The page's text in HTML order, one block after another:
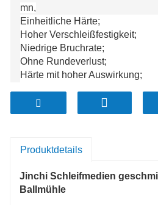
mn,
Einheitliche Härte;
Hoher Verschleißfestigkeit;
Niedrige Bruchrate;
Ohne Rundeverlust;
Härte mit hoher Auswirkung;
Die jährliche Produktion beträgt
Tonnen;
Produktdetails
Jinchi Schleifmedien
Ballmühle